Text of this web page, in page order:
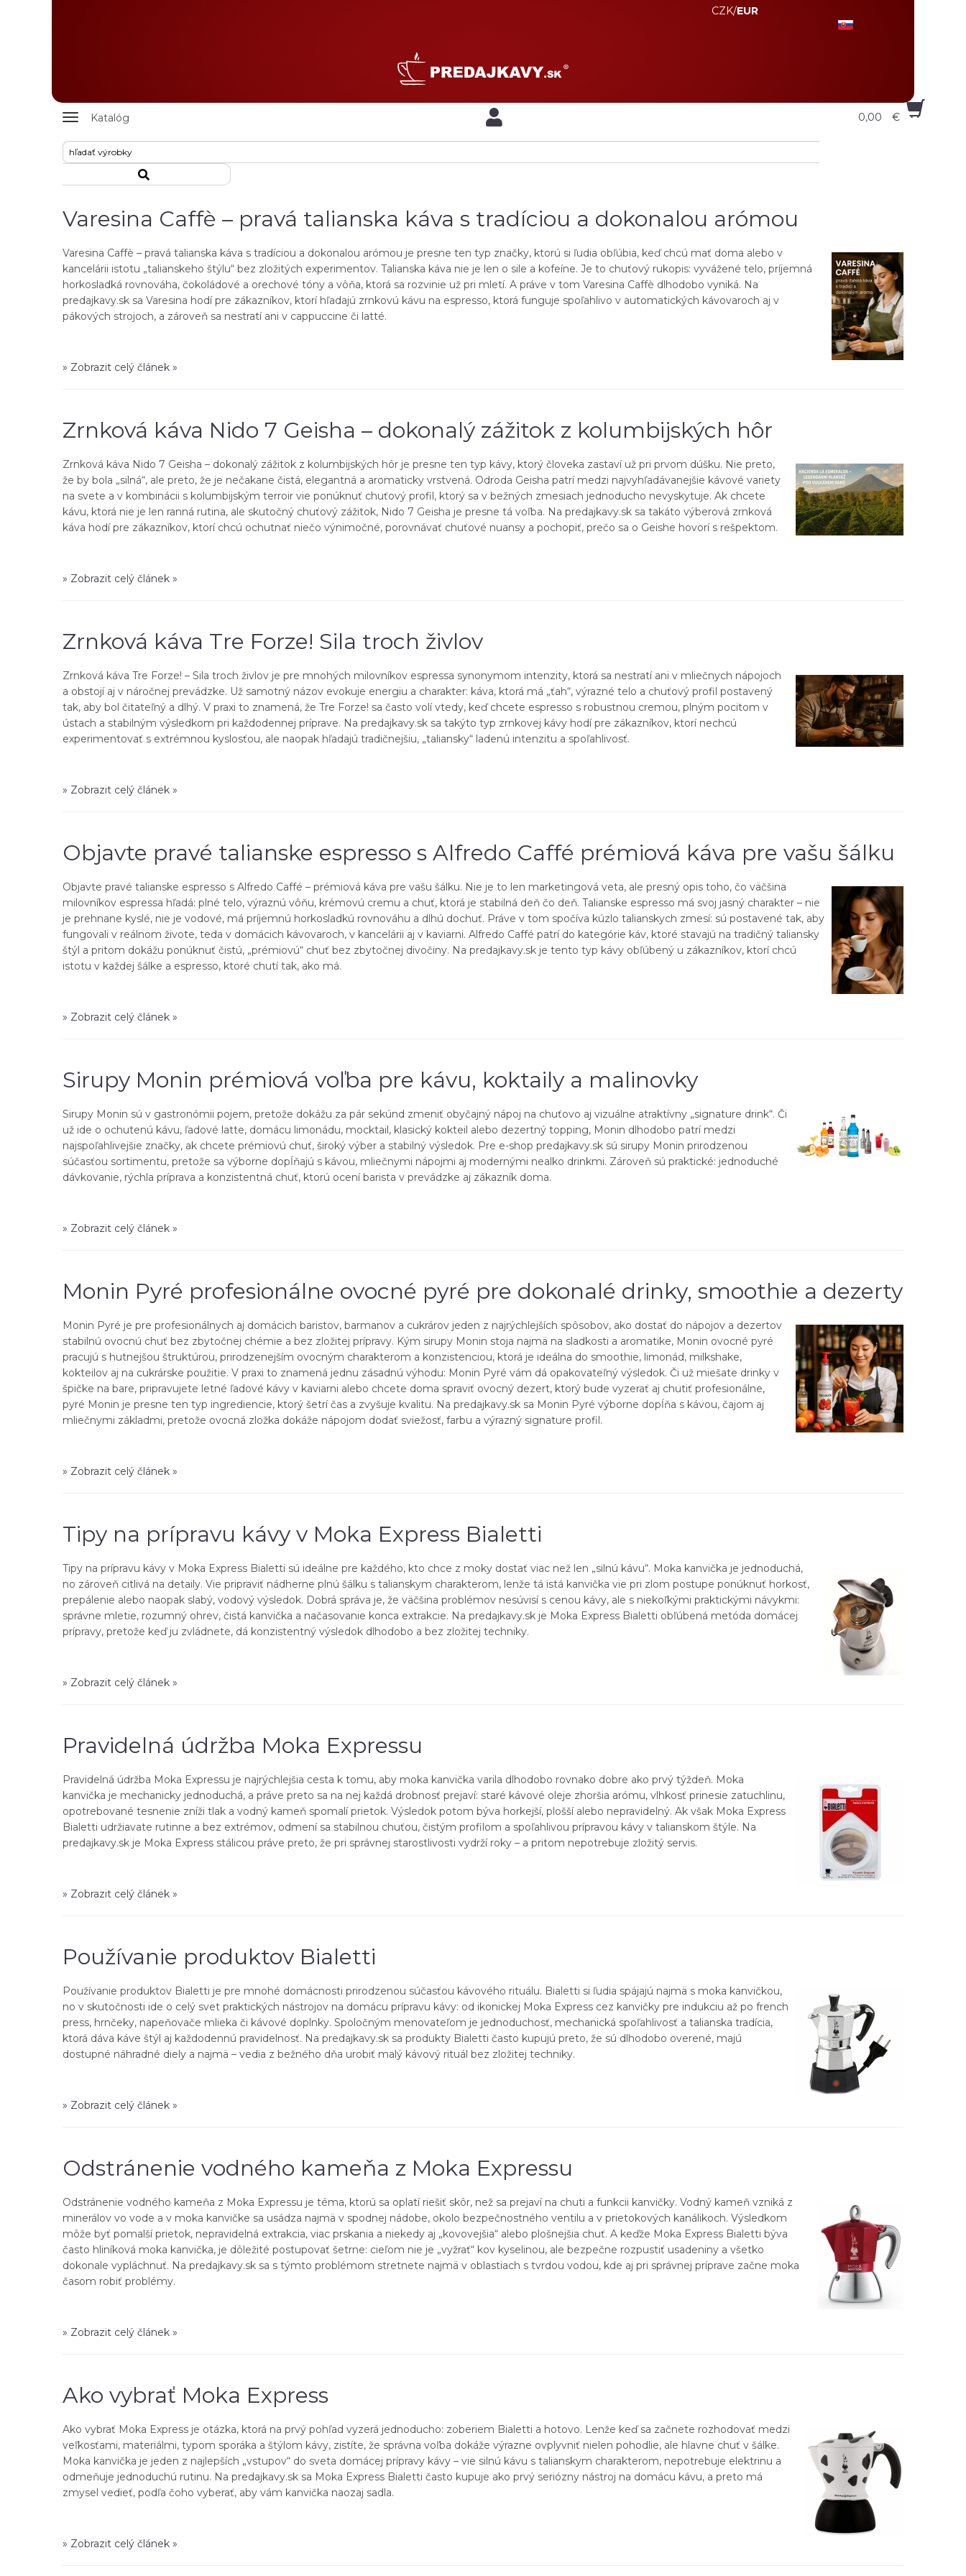
CZK/EUR
Zobrazit
Katalóg 0,00 €
Varesina Caffè – pravá talianska káva s tradíciou a dokonalou arómou
Varesina Caffè – pravá talianska káva s tradíciou a dokonalou arómou je presne ten typ značky, ktorú si ľudia obľúbia, keď chcú mať doma alebo v
kancelárii istotu „talianskeho štýlu“ bez zložitých experimentov. Talianska káva nie je len o sile a kofeíne. Je to chuťový rukopis: vyvážené telo, príjemná
horkosladká rovnováha, čokoládové a orechové tóny a vôňa, ktorá sa rozvinie už pri mletí. A práve v tom Varesina Caffè dlhodobo vyniká. Na
predajkavy.sk sa Varesina hodí pre zákazníkov, ktorí hľadajú zrnkovú kávu na espresso, ktorá funguje spoľahlivo v automatických kávovaroch aj v
pákových strojoch, a zároveň sa nestratí ani v cappuccine či latté.
» Zobrazit celý článek »
Zrnková káva Nido 7 Geisha – dokonalý zážitok z kolumbijských hôr
Zrnková káva Nido 7 Geisha – dokonalý zážitok z kolumbijských hôr je presne ten typ kávy, ktorý človeka zastaví už pri prvom dúšku. Nie preto,
že by bola „silná“, ale preto, že je nečakane čistá, elegantná a aromaticky vrstvená. Odroda Geisha patrí medzi najvyhľadávanejšie kávové variety
na svete a v kombinácii s kolumbijským terroir vie ponúknuť chuťový profil, ktorý sa v bežných zmesiach jednoducho nevyskytuje. Ak chcete
kávu, ktorá nie je len ranná rutina, ale skutočný chuťový zážitok, Nido 7 Geisha je presne tá voľba. Na predajkavy.sk sa takáto výberová zrnková
káva hodí pre zákazníkov, ktorí chcú ochutnať niečo výnimočné, porovnávať chuťové nuansy a pochopiť, prečo sa o Geishe hovorí s rešpektom.
» Zobrazit celý článek »
Zrnková káva Tre Forze! Sila troch živlov
Zrnková káva Tre Forze! – Sila troch živlov je pre mnohých milovníkov espressa synonymom intenzity, ktorá sa nestratí ani v mliečnych nápojoch
a obstojí aj v náročnej prevádzke. Už samotný názov evokuje energiu a charakter: káva, ktorá má „ťah“, výrazné telo a chuťový profil postavený
tak, aby bol čitateľný a dlhý. V praxi to znamená, že Tre Forze! sa často volí vtedy, keď chcete espresso s robustnou cremou, plným pocitom v
ústach a stabilným výsledkom pri každodennej príprave. Na predajkavy.sk sa takýto typ zrnkovej kávy hodí pre zákazníkov, ktorí nechcú
experimentovať s extrémnou kyslosťou, ale naopak hľadajú tradičnejšiu, „taliansky“ ladenú intenzitu a spoľahlivosť.
» Zobrazit celý článek »
Objavte pravé talianske espresso s Alfredo Caffé prémiová káva pre vašu šálku
Objavte pravé talianske espresso s Alfredo Caffé – prémiová káva pre vašu šálku. Nie je to len marketingová veta, ale presný opis toho, čo väčšina
milovníkov espressa hľadá: plné telo, výraznú vôňu, krémovú cremu a chuť, ktorá je stabilná deň čo deň. Talianske espresso má svoj jasný charakter – nie
je prehnane kyslé, nie je vodové, má príjemnú horkosladkú rovnováhu a dlhú dochuť. Práve v tom spočíva kúzlo talianskych zmesí: sú postavené tak, aby
fungovali v reálnom živote, teda v domácich kávovaroch, v kancelárii aj v kaviarni. Alfredo Caffé patrí do kategórie káv, ktoré stavajú na tradičný taliansky
štýl a pritom dokážu ponúknuť čistú, „prémiovú“ chuť bez zbytočnej divočiny. Na predajkavy.sk je tento typ kávy obľúbený u zákazníkov, ktorí chcú
istotu v každej šálke a espresso, ktoré chutí tak, ako má.
» Zobrazit celý článek »
Sirupy Monin prémiová voľba pre kávu, koktaily a malinovky
Sirupy Monin sú v gastronómii pojem, pretože dokážu za pár sekúnd zmeniť obyčajný nápoj na chuťovo aj vizuálne atraktívny „signature drink“. Či
už ide o ochutenú kávu, ľadové latte, domácu limonádu, mocktail, klasický kokteil alebo dezertný topping, Monin dlhodobo patrí medzi
najspoľahlivejšie značky, ak chcete prémiovú chuť, široký výber a stabilný výsledok. Pre e-shop predajkavy.sk sú sirupy Monin prirodzenou
súčasťou sortimentu, pretože sa výborne dopĺňajú s kávou, mliečnymi nápojmi aj modernými nealko drinkmi. Zároveň sú praktické: jednoduché
dávkovanie, rýchla príprava a konzistentná chuť, ktorú ocení barista v prevádzke aj zákazník doma.
» Zobrazit celý článek »
Monin Pyré profesionálne ovocné pyré pre dokonalé drinky, smoothie a dezerty
Monin Pyré je pre profesionálnych aj domácich baristov, barmanov a cukrárov jeden z najrýchlejších spôsobov, ako dostať do nápojov a dezertov
stabilnú ovocnú chuť bez zbytočnej chémie a bez zložitej prípravy. Kým sirupy Monin stoja najmä na sladkosti a aromatike, Monin ovocné pyré
pracujú s hutnejšou štruktúrou, prirodzenejším ovocným charakterom a konzistenciou, ktorá je ideálna do smoothie, limonád, milkshake,
kokteilov aj na cukrárske použitie. V praxi to znamená jednu zásadnú výhodu: Monin Pyré vám dá opakovateľný výsledok. Či už miešate drinky v
špičke na bare, pripravujete letné ľadové kávy v kaviarni alebo chcete doma spraviť ovocný dezert, ktorý bude vyzerať aj chutiť profesionálne,
pyré Monin je presne ten typ ingrediencie, ktorý šetrí čas a zvyšuje kvalitu. Na predajkavy.sk sa Monin Pyré výborne dopĺňa s kávou, čajom aj
mliečnymi základmi, pretože ovocná zložka dokáže nápojom dodať sviežosť, farbu a výrazný signature profil.
» Zobrazit celý článek »
Tipy na prípravu kávy v Moka Express Bialetti
Tipy na prípravu kávy v Moka Express Bialetti sú ideálne pre každého, kto chce z moky dostať viac než len „silnú kávu“. Moka kanvička je jednoduchá,
no zároveň citlivá na detaily. Vie pripraviť nádherne plnú šálku s talianskym charakterom, lenže tá istá kanvička vie pri zlom postupe ponúknuť horkosť,
prepálenie alebo naopak slabý, vodový výsledok. Dobrá správa je, že väčšina problémov nesúvisí s cenou kávy, ale s niekoľkými praktickými návykmi:
správne mletie, rozumný ohrev, čistá kanvička a načasovanie konca extrakcie. Na predajkavy.sk je Moka Express Bialetti obľúbená metóda domácej
prípravy, pretože keď ju zvládnete, dá konzistentný výsledok dlhodobo a bez zložitej techniky.
» Zobrazit celý článek »
Pravidelná údržba Moka Expressu
Pravidelná údržba Moka Expressu je najrýchlejšia cesta k tomu, aby moka kanvička varila dlhodobo rovnako dobre ako prvý týždeň. Moka
kanvička je mechanicky jednoduchá, a práve preto sa na nej každá drobnosť prejaví: staré kávové oleje zhoršia arómu, vlhkosť prinesie zatuchlinu,
opotrebované tesnenie zníži tlak a vodný kameň spomalí prietok. Výsledok potom býva horkejší, plošší alebo nepravidelný. Ak však Moka Express
Bialetti udržiavate rutinne a bez extrémov, odmení sa stabilnou chuťou, čistým profilom a spoľahlivou prípravou kávy v talianskom štýle. Na
predajkavy.sk je Moka Express stálicou práve preto, že pri správnej starostlivosti vydrží roky – a pritom nepotrebuje zložitý servis.
» Zobrazit celý článek »
Používanie produktov Bialetti
Používanie produktov Bialetti je pre mnohé domácnosti prirodzenou súčasťou kávového rituálu. Bialetti si ľudia spájajú najmä s moka kanvičkou,
no v skutočnosti ide o celý svet praktických nástrojov na domácu prípravu kávy: od ikonickej Moka Express cez kanvičky pre indukciu až po french
press, hrnčeky, napeňovače mlieka či kávové doplnky. Spoločným menovateľom je jednoduchosť, mechanická spoľahlivosť a talianska tradícia,
ktorá dáva káve štýl aj každodennú pravidelnosť. Na predajkavy.sk sa produkty Bialetti často kupujú preto, že sú dlhodobo overené, majú
dostupné náhradné diely a najmä – vedia z bežného dňa urobiť malý kávový rituál bez zložitej techniky.
» Zobrazit celý článek »
Odstránenie vodného kameňa z Moka Expressu
Odstránenie vodného kameňa z Moka Expressu je téma, ktorú sa oplatí riešiť skôr, než sa prejaví na chuti a funkcii kanvičky. Vodný kameň vzniká z
minerálov vo vode a v moka kanvičke sa usádza najmä v spodnej nádobe, okolo bezpečnostného ventilu a v prietokových kanálikoch. Výsledkom
môže byť pomalší prietok, nepravidelná extrakcia, viac prskania a niekedy aj „kovovejšia“ alebo plošnejšia chuť. A keďže Moka Express Bialetti býva
často hliníková moka kanvička, je dôležité postupovať šetrne: cieľom nie je „vyžrať“ kov kyselinou, ale bezpečne rozpustiť usadeniny a všetko
dokonale vypláchnuť. Na predajkavy.sk sa s týmto problémom stretnete najmä v oblastiach s tvrdou vodou, kde aj pri správnej príprave začne moka
časom robiť problémy.
» Zobrazit celý článek »
Ako vybrať Moka Express
Ako vybrať Moka Express je otázka, ktorá na prvý pohľad vyzerá jednoducho: zoberiem Bialetti a hotovo. Lenže keď sa začnete rozhodovať medzi
veľkosťami, materiálmi, typom sporáka a štýlom kávy, zistíte, že správna voľba dokáže výrazne ovplyvniť nielen pohodlie, ale hlavne chuť v šálke.
Moka kanvička je jeden z najlepších „vstupov“ do sveta domácej prípravy kávy – vie silnú kávu s talianskym charakterom, nepotrebuje elektrinu a
odmeňuje jednoduchú rutinu. Na predajkavy.sk sa Moka Express Bialetti často kupuje ako prvý seriózny nástroj na domácu kávu, a preto má
zmysel vedieť, podľa čoho vyberať, aby vám kanvička naozaj sadla.
» Zobrazit celý článek »